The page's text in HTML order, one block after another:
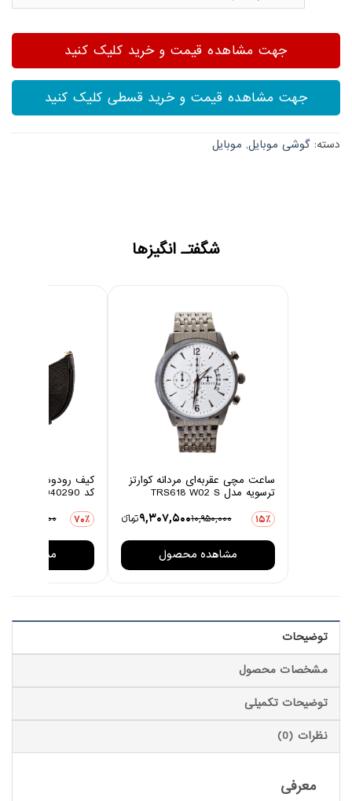
جهت مشاهده قیمت و خرید کلیک کنید
جهت مشاهده قیمت و خرید قسطی کلیک کنید
دسته: گوشی موبایل, موبایل
شگفتـ انگیزها
ساعت مچی عقربه‌ای مردانه کوارتز
ترسویه مدل TRS618 W02 S
15٪ 10,950,000
9,307,500تومانءء
مشاهده محصول
کد 10040290
70٪ 24,898,000
مشاهده
توضیحات
مشخصات محصول
توضیحات تکمیلی
نظرات (0)
معرفی